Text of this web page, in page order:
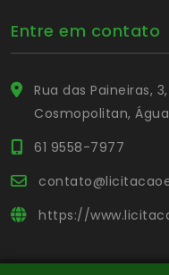
Entre em contato
Rua das Paineiras,
Cosmopolitan,
61 9558-7977
https://